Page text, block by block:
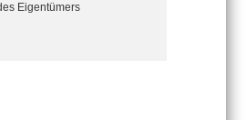
Eigentümers